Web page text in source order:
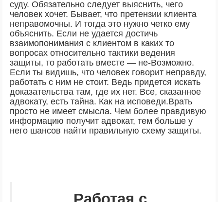
суду. Обязательно следует выяснить, чего
человек хочет. Бывает, что претензии клиента
неправомочны. И тогда это нужно четко ему
объяснить. Если не удается достичь
взаимопонимания с клиентом в каких то
вопросах относительно тактики ведения
защиты, то работать вместе — не-Возможно.
Если ты видишь, что человек говорит неправду,
работать с ним не стоит. Ведь придется искать
доказательства там, где их нет. Все, сказанное
адвокату, есть тайна. Как на исповеди.Врать
просто не имеет смысла. Чем более правдивую
информацию получит адвокат, тем больше у
него шансов найти правильную схему защиты.
Работая с